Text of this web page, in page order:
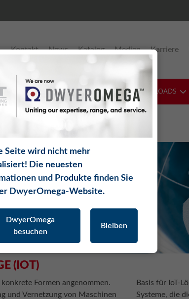
Kontakt News Katalog Medien Karriere
SOFTWARE THEORIE DOWNLOADS
(IOT)
Formen angenommen.
und Vernetzung von Maschinen
Basis für IoT-
Systeme, die
Seite wird nicht mehr
Die neuesten
und Produkte finden Sie
DwyerOmega-Website.
DwyerOmega
besuchen
Bleiben